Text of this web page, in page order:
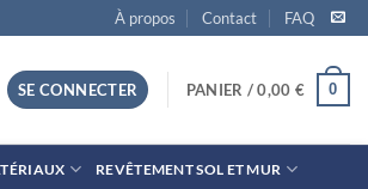
À propos Contact FAQ
SE CONNECTER PANIER /0,00 € 0
REVÊTEMENT SOL ET MUR